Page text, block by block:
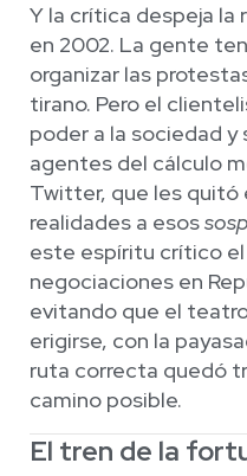
Y la crítica despeja la
en 2002. La gente
organizar las
tirano. Pero el
poder a la sociedad y
agentes del cálculo
Twitter, que les quitó
realidades a esos
este espíritu crítico el
negociaciones en
evitando que el
erigirse, con la
ruta correcta quedó
camino posible.
El tren de la